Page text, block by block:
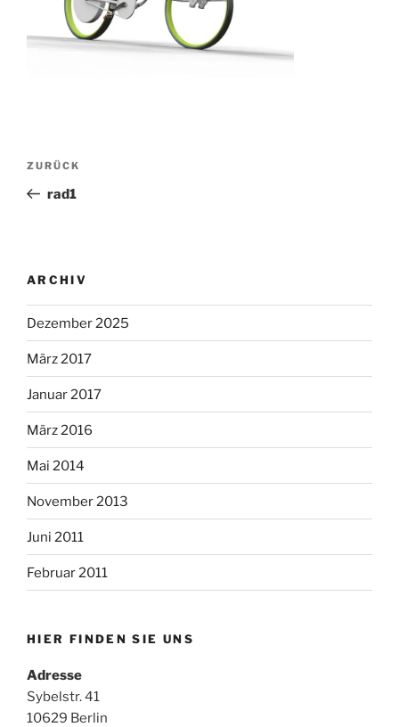
Beitragsnavigation
Vorheriger
Beitrag
ZURÜCK
rad1
ARCHIV
Dezember 2025
März 2017
Januar 2017
März 2016
Mai 2014
November 2013
Juni 2011
Februar 2011
HIER FINDEN SIE UNS
Adresse
Sybelstr. 41
10629 Berlin